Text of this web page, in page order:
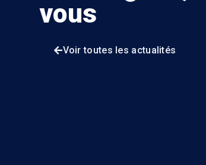
vous
Voir toutes les actualités